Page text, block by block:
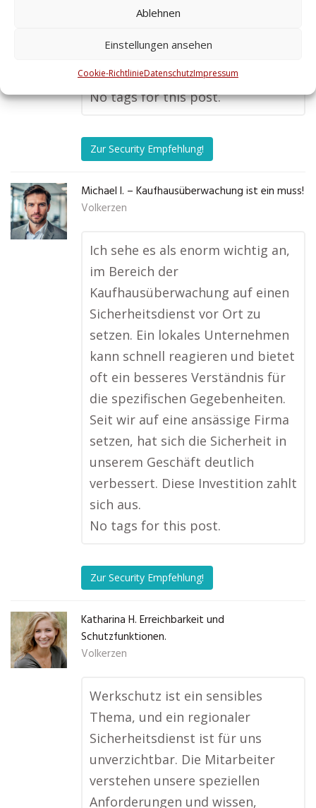
Ablehnen
Einstellungen ansehen
Cookie-RichtlinieDatenschutzImpressum
sofort gehandelt wird – das gibt
Unternehmen in sicheren Händen
zu wissen.
No tags for this post.
Zur Security Empfehlung!
Michael I. – Kaufhausüberwachung ist ein muss!
Volkerzen
Ich sehe es als enorm wichtig an,
im Bereich der
Kaufhausüberwachung auf einen
Sicherheitsdienst vor Ort zu
setzen. Ein lokales Unternehmen
kann schnell reagieren und bietet
oft ein besseres Verständnis für
die spezifischen Gegebenheiten.
Seit wir auf eine ansässige Firma
setzen, hat sich die Sicherheit in
unserem Geschäft deutlich
verbessert. Diese Investition zahlt
sich aus.
No tags for this post.
Zur Security Empfehlung!
Katharina H. Erreichbarkeit und
Schutzfunktionen.
Volkerzen
Werkschutz ist ein sensibles
Thema, und ein regionaler
Sicherheitsdienst ist für uns
unverzichtbar. Die Mitarbeiter
verstehen unsere speziellen
Anforderungen und wissen,